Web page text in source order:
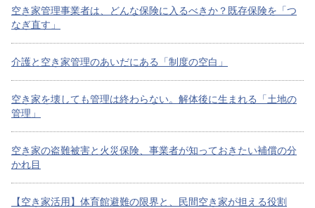
空き家管理事業者は、どんな保険に入るべきか？既存保険を「つ
なぎ直す」
介護と空き家管理のあいだにある「制度の空白」
空き家を壊しても管理は終わらない。解体後に生まれる「土地の
管理」
空き家の盗難被害と火災保険、事業者が知っておきたい補償の分
かれ目
【空き家活用】体育館避難の限界と、民間空き家が担える役割